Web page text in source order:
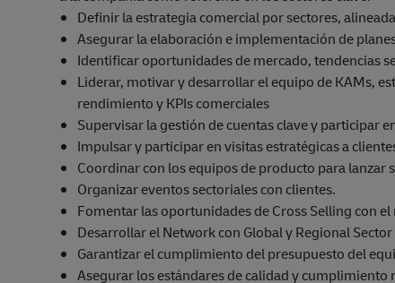
Definir la estrategia comercial por sectores,
Asegurar la elaboración e implementación de
Identificar oportunidades de mercado, tendencias
Liderar, motivar y desarrollar el equipo de KAMs,
rendimiento y KPIs comerciales
Supervisar la gestión de cuentas clave y participar
Impulsar y participar en visitas estratégicas a
Coordinar con los equipos de producto para lanzar
Organizar eventos sectoriales con clientes.
Fomentar las oportunidades de Cross Selling con
Desarrollar el Network con Global y Regional Sector
Garantizar el cumplimiento del presupuesto del
Asegurar los estándares de calidad y cumplimiento